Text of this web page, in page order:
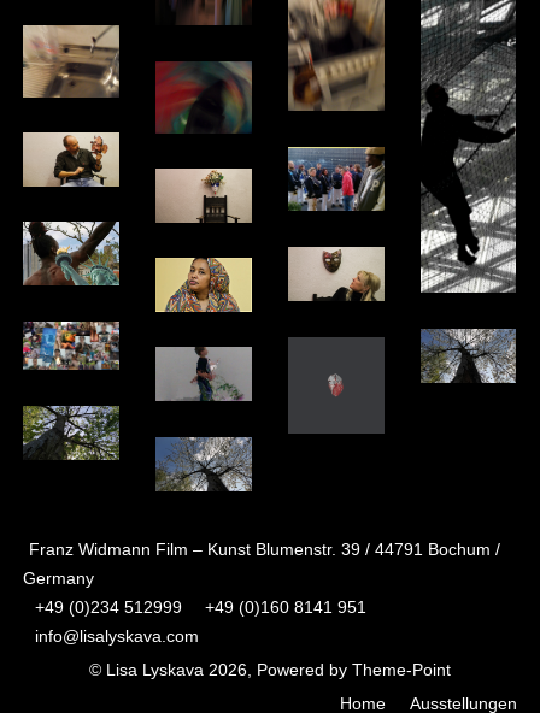
Franz Widmann Film – Kunst Blumenstr. 39 / 44791 Bochum /
Germany
+49 (0)234 512999
+49 (0)160 8141 951
info@lisalyskava.com
© Lisa Lyskava 2026, Powered by Theme-Point
Home
Ausstellungen